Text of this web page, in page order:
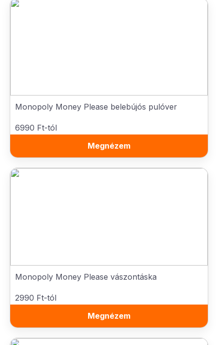
Monopoly Money Please belebújós pulóver
6990 Ft-tól
Megnézem
Monopoly Money Please vászontáska
2990 Ft-tól
Megnézem